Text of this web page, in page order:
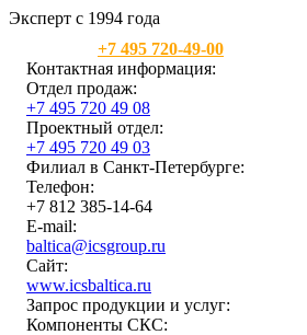
Эксперт с 1994 года
+7 495 720-49-00
Контактная информация:
Отдел продаж:
+7 495 720 49 08
Проектный отдел:
+7 495 720 49 03
Филиал в Санкт-Петербурге:
Телефон:
+7 812 385-14-64
E-mail:
baltica@icsgroup.ru
Сайт:
www.icsbaltica.ru
Запрос продукции и услуг:
Компоненты СКС: